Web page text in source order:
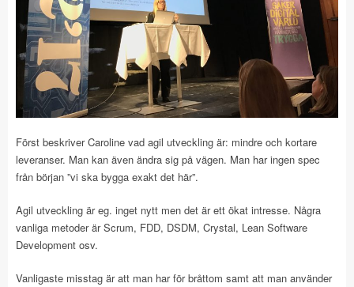
Först beskriver Caroline vad agil utveckling är: mindre och kortare
leveranser. Man kan även ändra sig på vägen. Man har ingen spec
från början ”vi ska bygga exakt det här”.
Agil utveckling är eg. inget nytt men det är ett ökat intresse. Några
vanliga metoder är Scrum, FDD, DSDM, Crystal, Lean Software
Development osv.
Vanligaste misstag är att man har för bråttom samt att man använder